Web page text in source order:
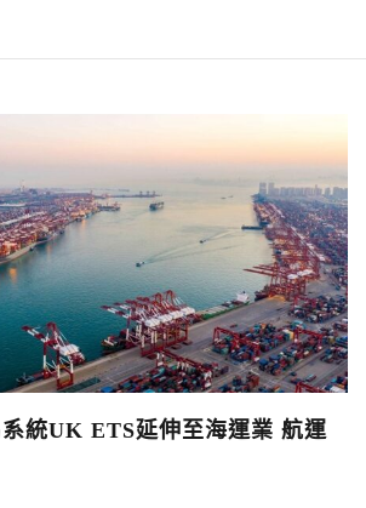
統UK ETS延伸至海運業 航運